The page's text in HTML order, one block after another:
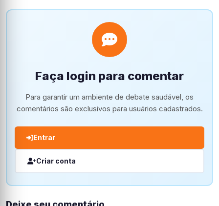
Faça login para comentar
Para garantir um ambiente de debate saudável, os
comentários são exclusivos para usuários cadastrados.
Entrar
Criar conta